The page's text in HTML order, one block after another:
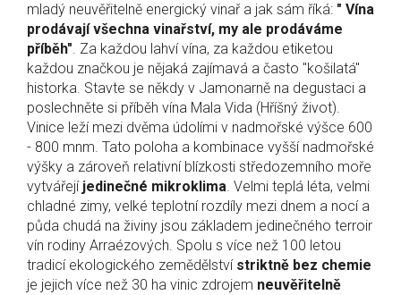
mladý neuvěřitelně energický vinař a jak sám říká: " Vína
prodávají všechna vinařství, my ale prodáváme
příběh". Za každou lahví vína, za každou etiketou
každou značkou je nějaká zajímavá a často "košilatá"
historka. Stavte se někdy v Jamonarně na degustaci a
poslechněte si příběh vína Mala Vida (Hříšný život).
Vinice leží mezi dvěma údolími v nadmořské výšce 600
- 800 mnm. Tato poloha a kombinace vyšší nadmořské
výšky a zároveň relativní blízkosti středozemního moře
vytvářejí jedinečné mikroklima. Velmi teplá léta, velmi
chladné zimy, velké teplotní rozdíly mezi dnem a nocí a
půda chudá na živiny jsou základem jedinečného terroir
vín rodiny Arraézových. Spolu s více než 100 letou
tradicí ekologického zemědělství striktně bez chemie
je jejich více než 30 ha vinic zdrojem neuvěřitelně